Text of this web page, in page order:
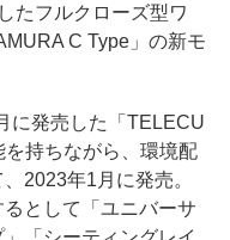
たフルクローズ型ワ
C Type」の新モ
に発売した「TELECU
持ちながら、環境配
2023年1月に発売。
として「ユニバーサ